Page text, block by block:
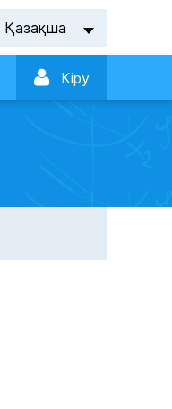
Қазақша
 Кiру